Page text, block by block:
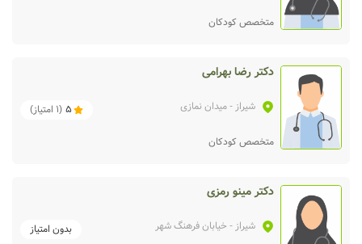
متخصص کودکان
دکتر رضا بهرامی
شیراز - میدان نمازی 5
(
1 امتیاز)
متخصص کودکان
دکتر مینو رمزی
شیراز - خیابان فرهنگ شهر بدون امتیاز